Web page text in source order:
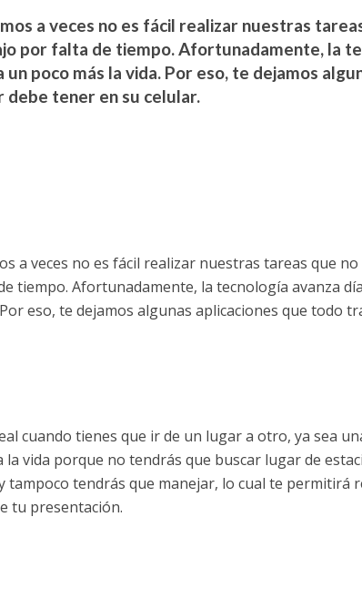
a veces no es fácil realizar nuestras
por falta de tiempo. Afortunadamente, la
un poco más la vida. Por eso, te dejamos
tener en su celular.
a veces no es fácil realizar nuestras tareas que
tiempo. Afortunadamente, la tecnología avanza
eso, te dejamos algunas aplicaciones que todo
cuando tienes que ir de un lugar a otro, ya sea
la vida porque no tendrás que buscar lugar de
tampoco tendrás que manejar, lo cual te permitirá
tu presentación.